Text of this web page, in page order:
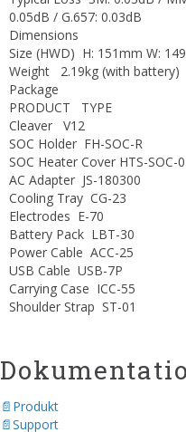
0.05dB / G.657: 0.03dB
Dimensions
Size (HWD) H: 151mm W:
Weight 2.19kg (with battery)
Package
PRODUCT TYPE
Cleaver V12
SOC Holder FH-SOC-R
SOC Heater Cover HTS-SOC-
AC Adapter JS-180300
Cooling Tray CG-23
Electrodes E-70
Battery Pack LBT-30
Power Cable ACC-25
USB Cable USB-7P
Carrying Case ICC-55
Shoulder Strap ST-01
Produkt
Support